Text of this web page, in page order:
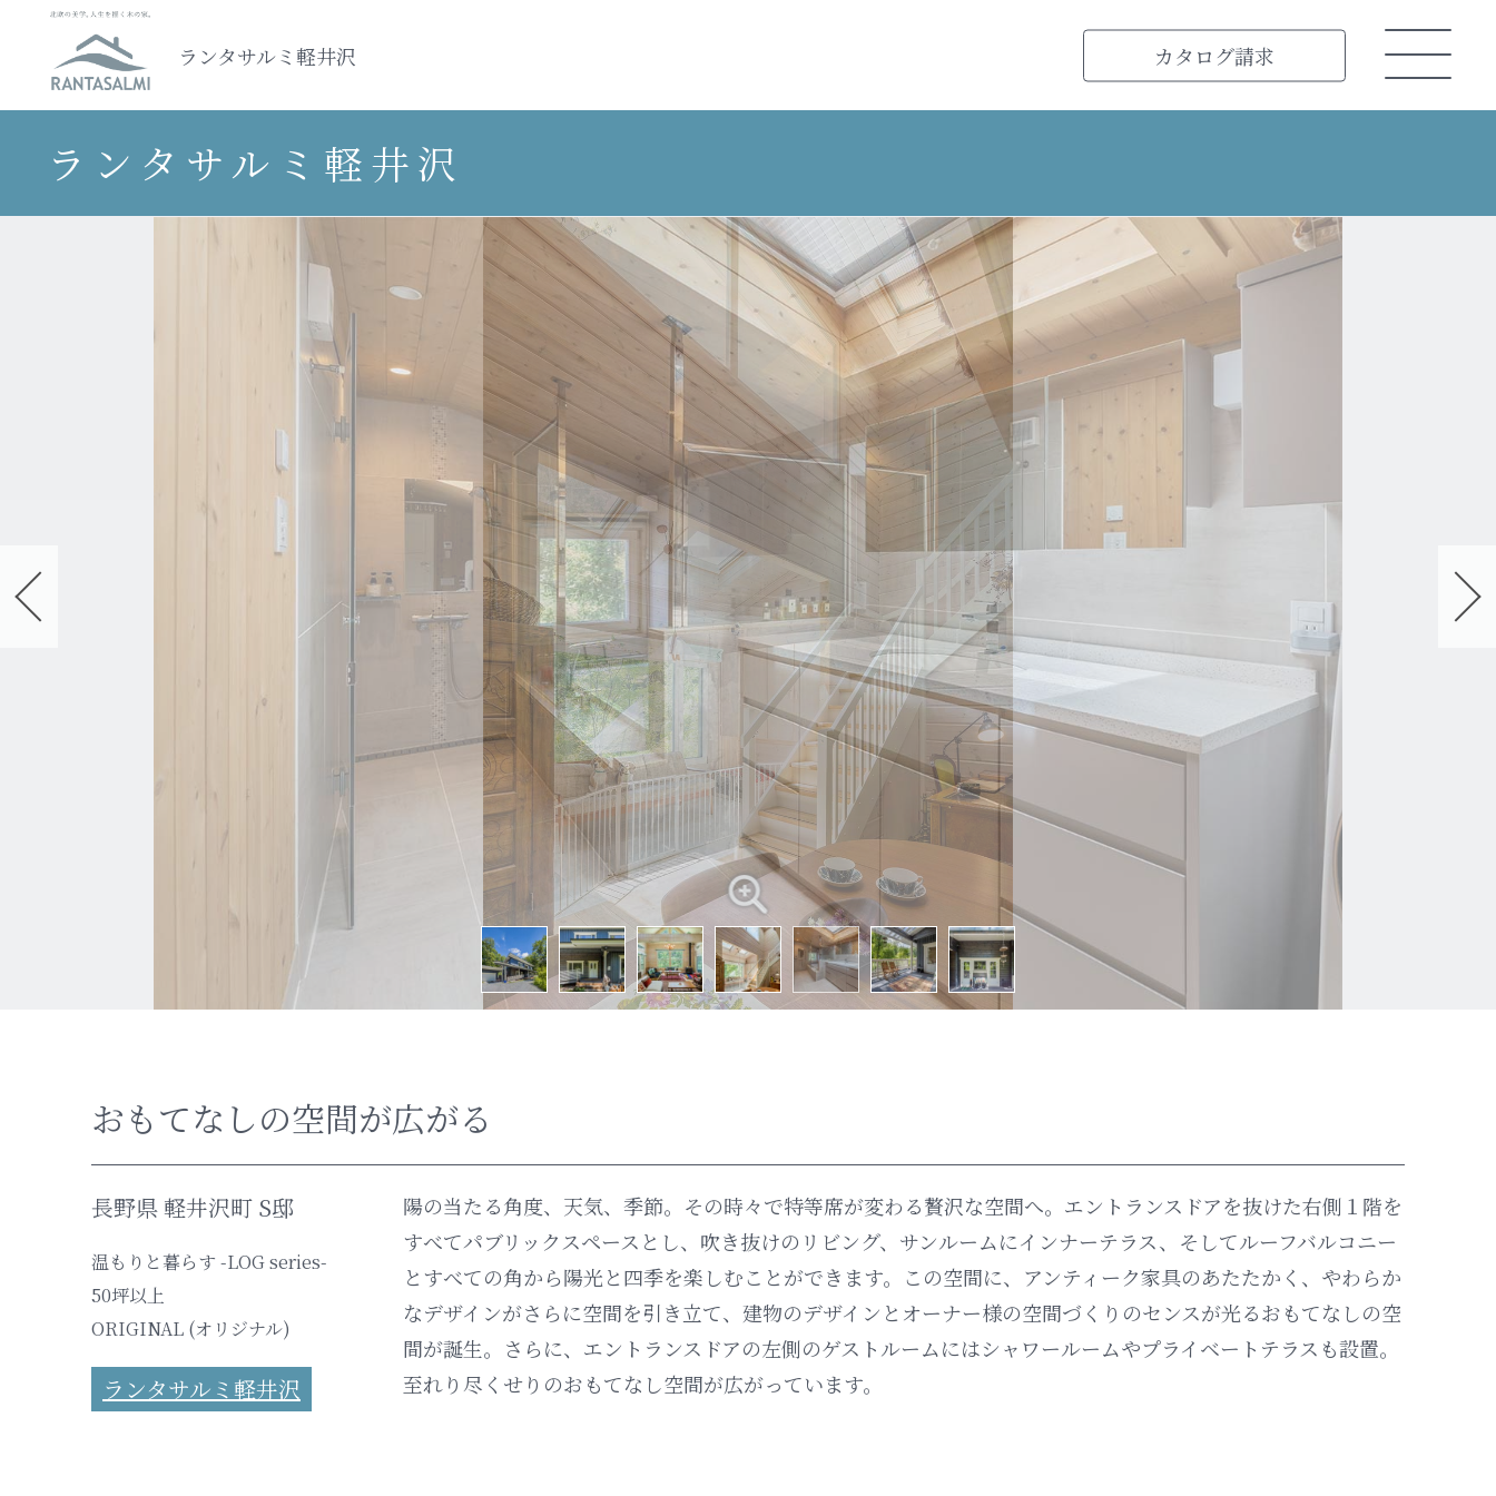
ランタサルミ軽井沢 カタログ請求
ランタサルミ軽井沢
おもてなしの空間が広がる
長野県 軽井沢町 S邸
温もりと暮らす -LOG series-
50坪以上
ORIGINAL (オリジナル)
ランタサルミ軽井沢
陽の当たる角度、天気、季節。その時々で特等席が変わる贅沢な空間へ。エントランスドアを抜けた右側１階を
すべてパブリックスペースとし、吹き抜けのリビング、サンルームにインナーテラス、そしてルーフバルコニー
とすべての角から陽光と四季を楽しむことができます。この空間に、アンティーク家具のあたたかく、やわらか
なデザインがさらに空間を引き立て、建物のデザインとオーナー様の空間づくりのセンスが光るおもてなしの空
間が誕生。さらに、エントランスドアの左側のゲストルームにはシャワールームやプライベートテラスも設置。
至れり尽くせりのおもてなし空間が広がっています。